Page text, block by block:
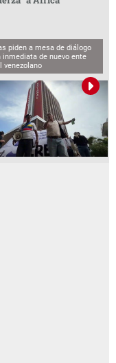
piden a mesa de diálogo
inmediata de nuevo ente
venezolano